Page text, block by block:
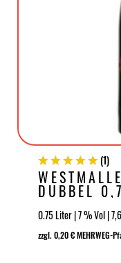
(1)
DUBBEL
0.75 Liter | 7 % Vol |
zzgl. 0,20 € MEHRWEG-